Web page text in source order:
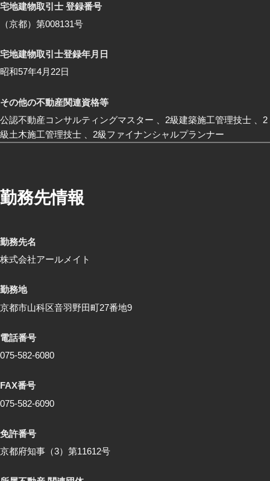
宅地建物取引士 登録番号
（京都）第008131号
宅地建物取引士登録年月日
昭和57年4月22日
その他の不動産関連資格等
公認不動産コンサルティングマスター 、2級建築施工管理技士 、2
級土木施工管理技士 、2級ファイナンシャルプランナー
勤務先情報
勤務先名
株式会社アールメイト
勤務地
京都市山科区音羽野田町27番地9
電話番号
075-582-6080
FAX番号
075-582‐6090
免許番号
京都府知事（3）第11612号